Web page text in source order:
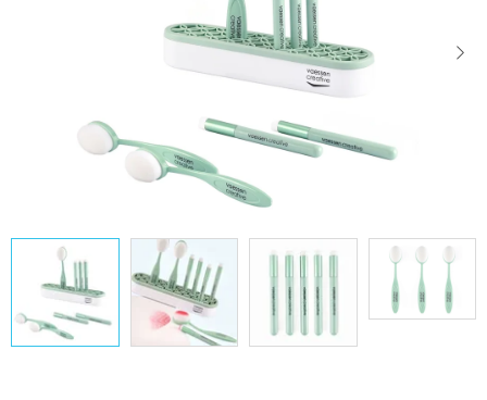
Moje objednávka
Hodnocení obchodu
Obchodní podmínky
Podmínky ochrany osobních údajů